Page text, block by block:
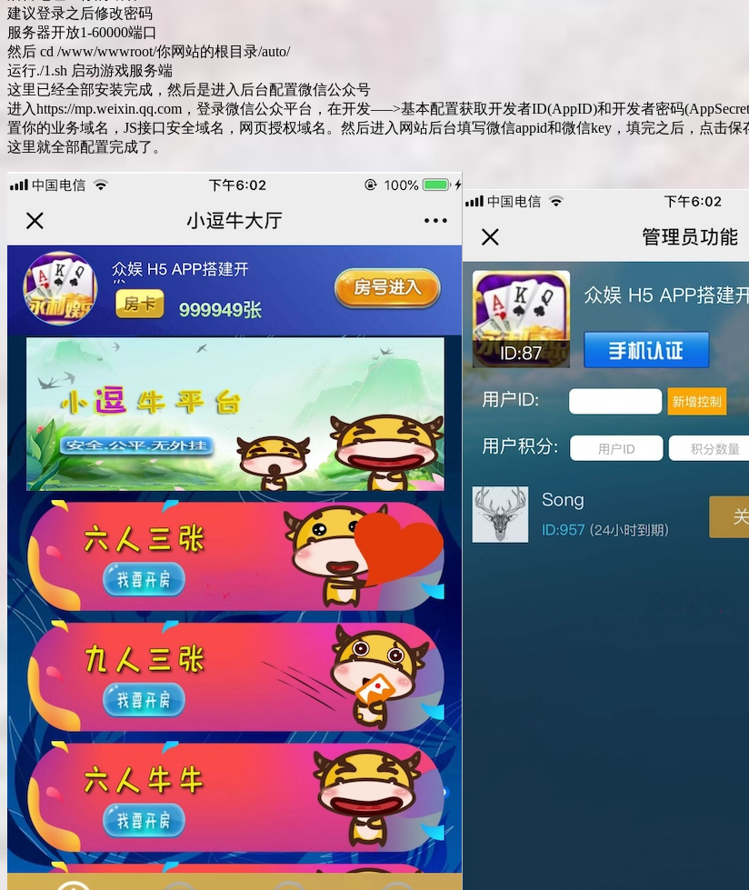
建议登录之后修改密码
服务器开放1-60000端口
然后 cd /www/wwwroot/你网站的根目录/auto/
运行./1.sh 启动游戏服务端
这里已经全部安装完成，然后是进入后台配置微信公众号
进入https://mp.weixin.qq.com，登录微信公众平台，在开发—–>基本配置获取开发者ID(AppID)和开发者密码
置你的业务域名，JS接口安全域名，网页授权域名。然后进入网站后台填写微信appid和微信key，填完之后，点击保
这里就全部配置完成了。